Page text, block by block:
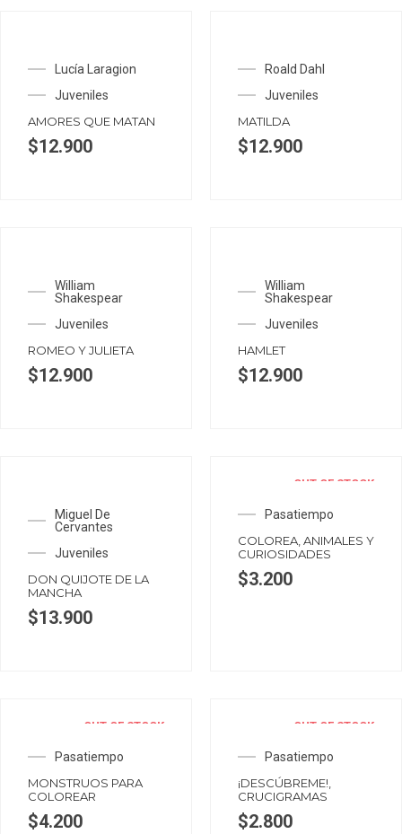
Lucía Laragion
Juveniles
AMORES QUE MATAN
$12.900
Roald Dahl
Juveniles
MATILDA
$12.900
William
Shakespear
Juveniles
ROMEO Y JULIETA
$12.900
William
Shakespear
Juveniles
HAMLET
$12.900
Miguel De
Cervantes
Juveniles
DON QUIJOTE DE LA
MANCHA
$13.900
OUT OF STOCK
Pasatiempo
COLOREA, ANIMALES Y
CURIOSIDADES
$3.200
OUT OF STOCK
Pasatiempo
MONSTRUOS PARA
COLOREAR
$4.200
OUT OF STOCK
Pasatiempo
¡DESCÚBREME!,
CRUCIGRAMAS
$2.800